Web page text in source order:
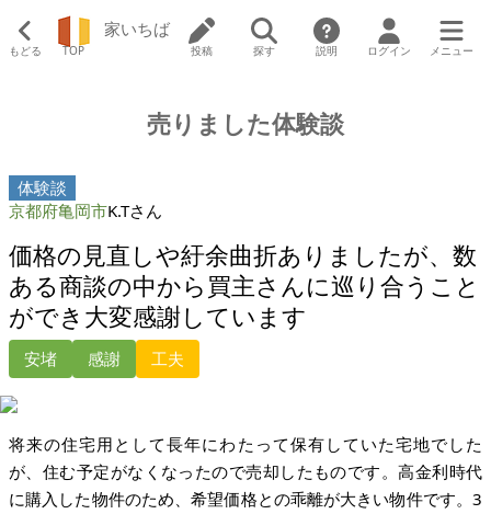
もどる TOP
家いちば
投稿 探す 説明 ログイン メニュー
売りました体験談
体験談
京都府亀岡市K.Tさん
価格の見直しや紆余曲折ありましたが、数
ある商談の中から買主さんに巡り合うこと
ができ大変感謝しています
安堵 感謝 工夫
将来の住宅用として長年にわたって保有していた宅地でした
が、住む予定がなくなったので売却したものです。高金利時代
に購入した物件のため、希望価格との乖離が大きい物件です。3